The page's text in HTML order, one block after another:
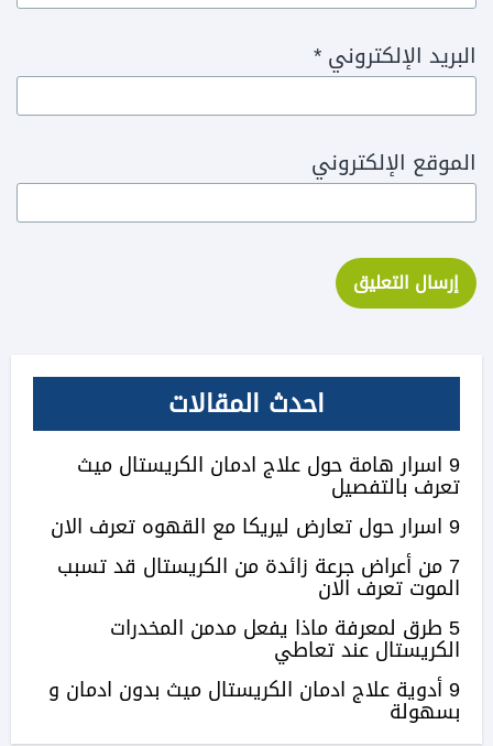
البريد الإلكتروني*
الموقع الإلكتروني
احدث المقالات
9 اسرار هامة حول علاج ادمان الكريستال ميث
تعرف بالتفصيل
9 اسرار حول تعارض ليريكا مع القهوه تعرف الان
7 من أعراض جرعة زائدة من الكريستال قد تسبب
الموت تعرف الان
5 طرق لمعرفة ماذا يفعل مدمن المخدرات
الكريستال عند تعاطي
9 أدوية علاج ادمان الكريستال ميث بدون ادمان و
بسهولة